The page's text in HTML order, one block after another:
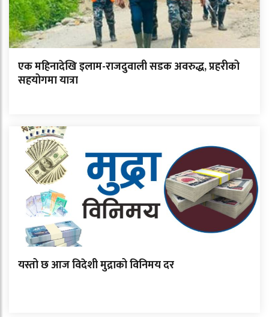
एक महिनादेखि इलाम-राजदुवाली सडक अवरुद्ध, प्रहरीको
सहयोगमा यात्रा
यस्तो छ आज विदेशी मुद्राको विनिमय दर